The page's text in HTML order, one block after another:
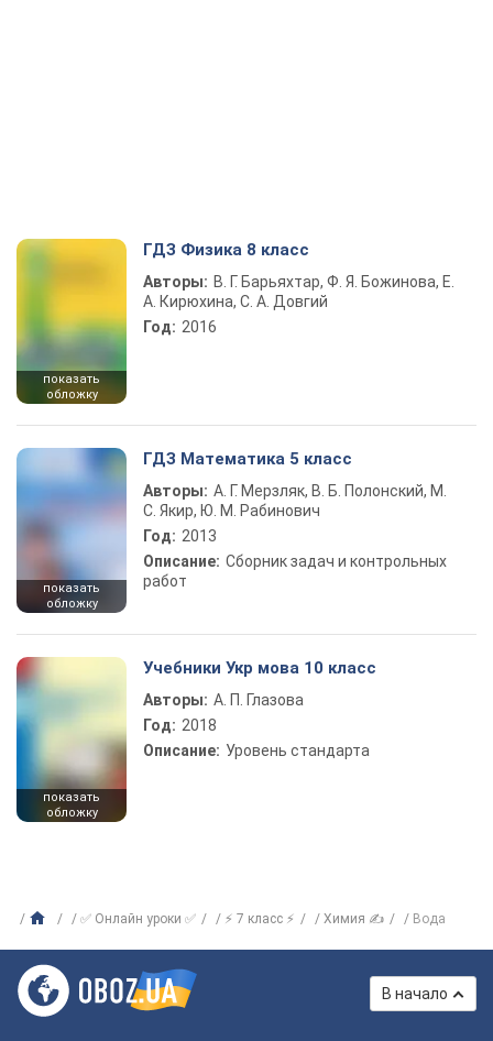
показать
обложку
ГДЗ Физика 8 класс
Авторы: В. Г. Барьяхтар, Ф. Я. Божинова, Е.
А. Кирюхина, С. А. Довгий
Год: 2016
показать
обложку
ГДЗ Математика 5 класс
Авторы: А. Г. Мерзляк, В. Б. Полонский, М.
С. Якир, Ю. М. Рабинович
Год: 2013
Описание: Сборник задач и контрольных
работ
показать
обложку
Учебники Укр мова 10 класс
Авторы: А. П. Глазова
Год: 2018
Описание: Уровень стандарта
✅ Онлайн уроки ✅ ⚡ 7 класс ⚡ Химия ✍ Вода
В начало